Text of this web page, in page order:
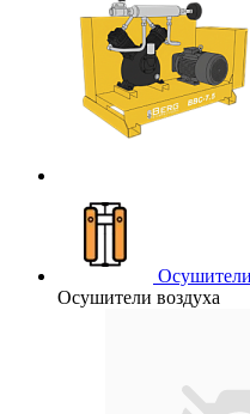
Осушители воздуха